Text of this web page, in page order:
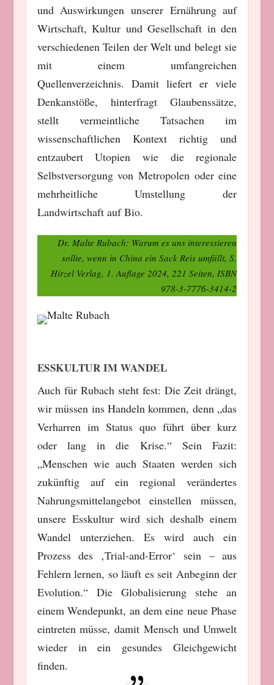
und Auswirkungen unserer Ernährung auf
Wirtschaft, Kultur und Gesellschaft in den
verschiedenen Teilen der Welt und belegt sie
mit einem umfangreichen
Quellenverzeichnis. Damit liefert er viele
Denkanstöße, hinterfragt Glaubenssätze,
stellt vermeintliche Tatsachen im
wissenschaftlichen Kontext richtig und
entzaubert Utopien wie die regionale
Selbstversorgung von Metropolen oder eine
mehrheitliche Umstellung der
Landwirtschaft auf Bio.
Dr. Malte Rubach: Warum es uns interessieren
sollte, wenn in China ein Sack Reis umfällt, S.
Hirzel Verlag, 1. Auflage 2024, 221 Seiten, ISBN
978-3-7776-3414-2
ESSKULTUR IM WANDEL
Auch für Rubach steht fest: Die Zeit drängt,
wir müssen ins Handeln kommen, denn „das
Verharren im Status quo führt über kurz
oder lang in die Krise.“ Sein Fazit:
„Menschen wie auch Staaten werden sich
zukünftig auf ein regional verändertes
Nahrungsmittelangebot einstellen müssen,
unsere Esskultur wird sich deshalb einem
Wandel unterziehen. Es wird auch ein
Prozess des ‚Trial-and-Error‘ sein – aus
Fehlern lernen, so läuft es seit Anbeginn der
Evolution.“ Die Globalisierung stehe an
einem Wendepunkt, an dem eine neue Phase
eintreten müsse, damit Mensch und Umwelt
wieder in ein gesundes Gleichgewicht
finden.